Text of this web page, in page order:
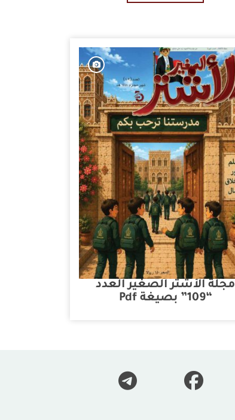
مجلة الأشتر الصغير العدد
“109” بصيغة Pdf